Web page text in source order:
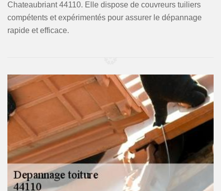
Chateaubriant 44110. Elle dispose de couvreurs tuiliers
compétents et expérimentés pour assurer le dépannage
rapide et efficace.